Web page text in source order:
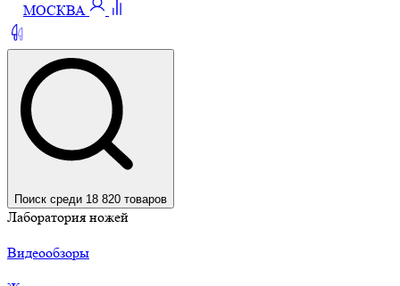
МОСКВА
Поиск среди 18 820 товаров
Лаборатория ножей
Видеообзоры